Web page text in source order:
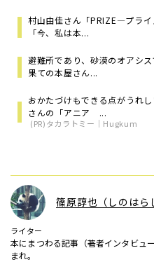
村山由佳さん「PRIZE―プラ
「今、私は本...
避難所であり、砂漠のオアシス
果ての本屋さん...
おかたづけもできる点がうれ
さんの「アニア ...
(PR)タカラトミー｜Hugkum
篠原諄也（しのはら
ライター
本にまつわる記事（著者インタビュ
まれ。